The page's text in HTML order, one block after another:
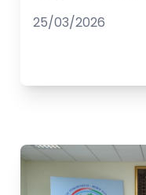
25/03/2026